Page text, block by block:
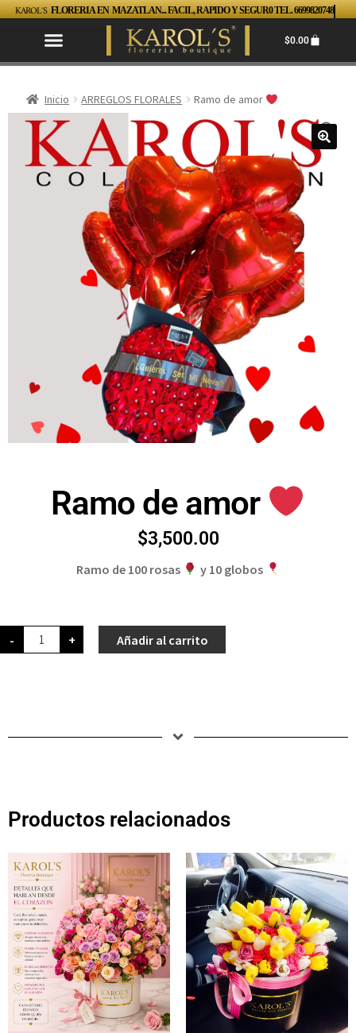
KAROL´S FLORERIA EN MAZATLAN... FACIL, RAPIDO Y SEGUR0 TEL. 6699820748
$0.00
Inicio ARREGLOS FLORALES Ramo de amor
Ramo de amor
$3,500.00
Ramo de 100 rosas y 10 globos
- + Añadir al carrito
Productos relacionados